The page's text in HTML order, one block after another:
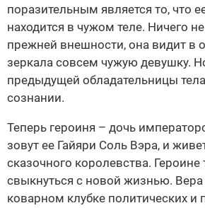
поразительным является то, что
находится в чужом теле. Ничего
прежней внешности, она видит в
зеркала совсем чужую девушку.
предыдущей обладательницы тела
сознании.
Теперь героиня – дочь
зовут ее Гайяри Соль Вэра, и
сказочного королевства. Героине
свыкнуться с новой жизнью. Вера
коварном клубке политических и